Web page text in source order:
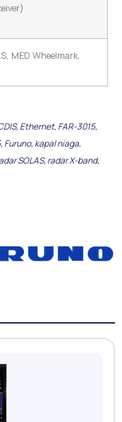
MED Wheelmark,
, Ethernet, FAR-3015,
, Furuno, kapal niaga,
SOLAS, radar X-band,